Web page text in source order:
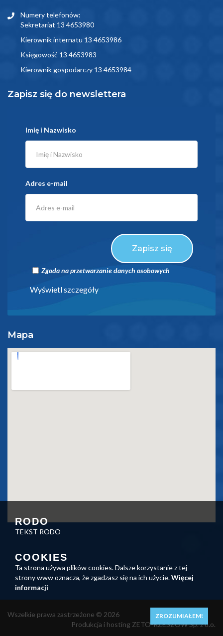
Numery telefonów:
Sekretariat 13 4653980
Kierownik internatu 13 4653986
Księgowość 13 4653983
Kierownik gospodarczy 13 4653984
Zapisz się do newslettera
Imię i Nazwisko
Adres e-mail
Zapisz się
Zgoda na przetwarzanie danych osobowych
Wyświetl szczegóły
Mapa
Wszelkie prawa zastrzeżone © 2026
Produkcja i hosting ZETO-RZESZÓW Sp. z o.o.
RODO
TEKST RODO
COOKIES
Ta strona używa plików cookies. Dalsze korzystanie z tej
strony www oznacza, że zgadzasz się na ich użycie.Więcej
informacji
ZROZUMIAŁEM!